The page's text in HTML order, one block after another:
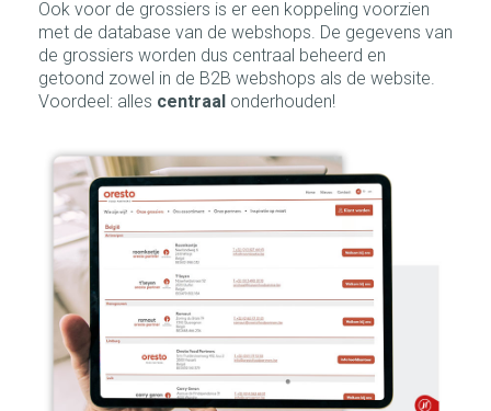
Ook voor de grossiers is er een koppeling voorzien
met de database van de webshops. De gegevens van
de grossiers worden dus centraal beheerd en
getoond zowel in de B2B webshops als de website.
Voordeel: alles centraal onderhouden!